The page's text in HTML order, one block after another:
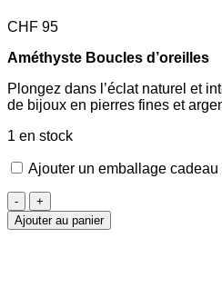
CHF 95
Améthyste Boucles d’oreilles
Plongez dans l’éclat naturel et
de bijoux en pierres fines et
1 en stock
Ajouter un emballage cadeau
quantité
de
Améthyste
Ajouter au panier